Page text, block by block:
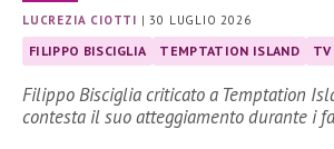
LUCREZIA CIOTTI |30 LUGLIO 2026
FILIPPO BISCIGLIA TEMPTATION ISLAND TV
Filippo Bisciglia criticato a Temptation
contesta il suo atteggiamento durante i